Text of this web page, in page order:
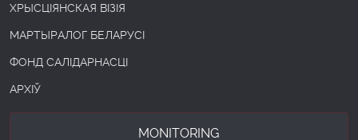
ХРЫСЦІЯНСКАЯ ВІЗІЯ
МАРТЫРАЛОГ БЕЛАРУСІ
ФОНД САЛІДАРНАСЦІ
АРХІЎ
MONITORING